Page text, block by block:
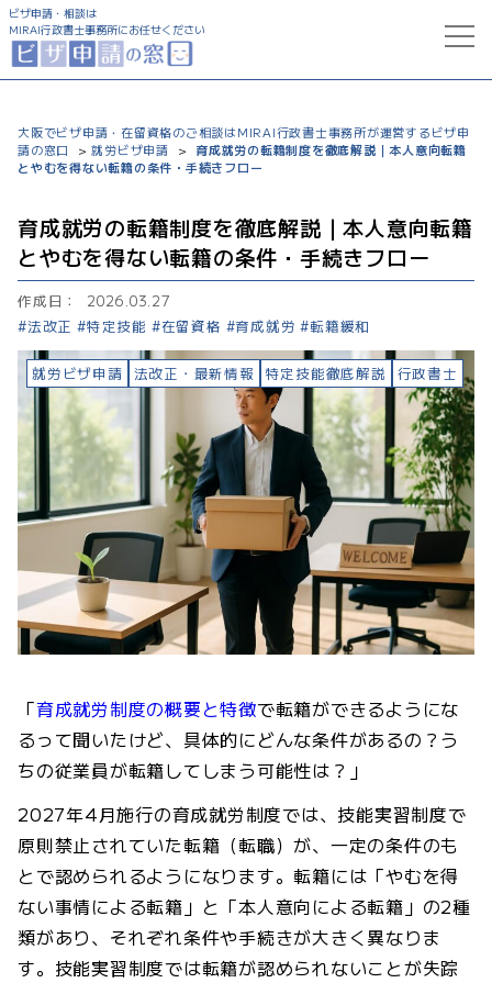
ビザ申請・相談は
MIRAI行政書士事務所にお任せください
サービス一覧
就労ビザ申請
特定技能ビザ申請
配偶者ビザ申請
経営管理ビザ申請
永住ビザ申請
帰化申請
コラム
ビザ申請支援実績
事務所について
0120-777-322
受付時間 9:00～20:00
大阪でビザ申請・在留資格のご相談はMIRAI行政書士事務所が運営するビザ申
請の窓口
>就労ビザ申請 >
育成就労の転籍制度を徹底解説｜本人意向転籍
とやむを得ない転籍の条件・手続きフロー
育成就労の転籍制度を徹底解説｜本人意向転籍
とやむを得ない転籍の条件・手続きフロー
作成日：
2026.03.27
法改正
特定技能 在留資格 育成就労 転籍緩和
就労ビザ申請 法改正・最新情報 特定技能徹底解説 行政書士
「育成就労制度の概要と特徴で転籍ができるようにな
るって聞いたけど、具体的にどんな条件があるの？う
ちの従業員が転籍してしまう可能性は？」
2027年4月施行の育成就労制度では、技能実習制度で
原則禁止されていた転籍（転職）が、一定の条件のも
とで認められるようになります。転籍には「やむを得
ない事情による転籍」と「本人意向による転籍」の2種
類があり、それぞれ条件や手続きが大きく異なりま
す。技能実習制度では転籍が認められないことが失踪